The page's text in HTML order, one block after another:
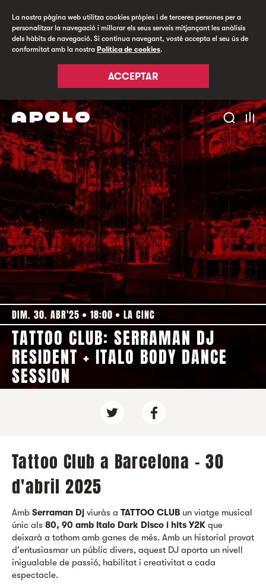
La nostra pàgina web utilitza cookies pròpies i de terceres persones per a
personalitzar la navegació i millorar els seus serveis mitjançant les anàlisis
dels hàbits de navegació. Si continua navegant, vostè accepta el seu ús de
conformitat amb la nostra Política de cookies.
ACCEPTAR
DIM. 30. ABR'25 18:00 LA CINC
TATTOO CLUB: SERRAMAN DJ
RESIDENT + ITALO BODY DANCE
SESSION
Tattoo Club a Barcelona - 30
d'abril 2025
Amb Serraman Dj viuràs a TATTOO CLUB un viatge musical
únic als 80, 90 amb Italo Dark Disco i hits Y2K que
deixarà a tothom amb ganes de més. Amb un historial provat
d'entusiasmar un públic divers, aquest DJ aporta un nivell
inigualable de passió, habilitat i creativitat a cada
espectacle.